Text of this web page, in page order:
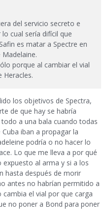
del servicio secreto e
cual sería difícil que
es matar a Spectre en
porque al cambiar el vial
Heracles.
los objetivos de Spectra,
de que hay se habría
a una bala cuando todas
iban a propagar la
podría o no hacer lo
Lo que me lleva a por qué
al arma y si a los
hasta después de morir
antes no habrían permitido a
el vial por que carga
no poner a Bond para poner